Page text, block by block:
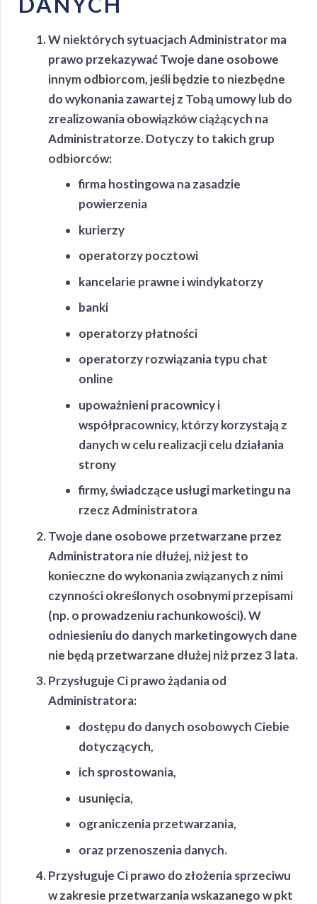
W niektórych sytuacjach Administrator ma
prawo przekazywać Twoje dane osobowe
innym odbiorcom, jeśli będzie to niezbędne
do wykonania zawartej z Tobą umowy lub do
zrealizowania obowiązków ciążących na
Administratorze. Dotyczy to takich grup
odbiorców:
firma hostingowa na zasadzie
powierzenia
kurierzy
operatorzy pocztowi
kancelarie prawne i windykatorzy
banki
operatorzy płatności
operatorzy rozwiązania typu chat
online
upoważnieni pracownicy i
współpracownicy, którzy korzystają z
danych w celu realizacji celu działania
strony
firmy, świadczące usługi marketingu na
rzecz Administratora
Twoje dane osobowe przetwarzane przez
Administratora nie dłużej, niż jest to
konieczne do wykonania związanych z nimi
czynności określonych osobnymi przepisami
(np. o prowadzeniu rachunkowości). W
odniesieniu do danych marketingowych dane
nie będą przetwarzane dłużej niż przez 3 lata.
Przysługuje Ci prawo żądania od
Administratora:
dostępu do danych osobowych Ciebie
dotyczących,
ich sprostowania,
usunięcia,
ograniczenia przetwarzania,
oraz przenoszenia danych.
Przysługuje Ci prawo do złożenia sprzeciwu
w zakresie przetwarzania wskazanego w pkt